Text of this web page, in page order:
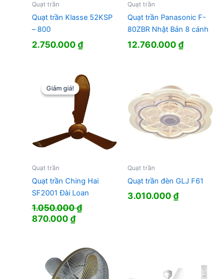
Quạt trần
Quạt trần Klasse 52KSP
– 800
2.750.000₫
Quạt trần
Quạt trần Panasonic F-
80ZBR Nhật Bản 8 cánh
12.760.000₫
Giảm giá!
Giảm giá!
Quạt trần
Quạt trần Ching Hai
SF2001 Đài Loan
1.050.000₫
Giá
1.050.000 ₫.
870.000₫Giá
là:
870.000 ₫.
Quạt trần
Quạt trần đèn GLJ F61
3.010.000₫